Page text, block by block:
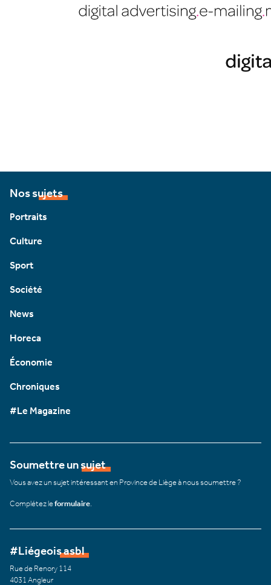
Nos sujets
Portraits
Culture
Sport
Société
News
Horeca
Économie
Chroniques
#Le Magazine
Soumettre un sujet
Vous avez un sujet intéressant en Province de Liège à nous soumettre ?
Complétez leformulaire
#Liégeois asbl
Rue de Renory 114
4031 Angleur